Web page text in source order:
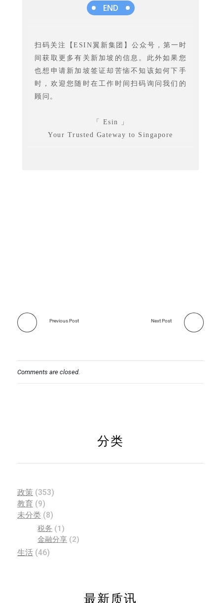
END
扫码关注【ESIN翼新集团】公众号，第一时
间获取更多有关新加坡的信息。此外如果您
也想申请新加坡签证却苦恼不知该如何下手
时，欢迎您随时在工作时间扫码询问我们的
顾问。
「 Esin 」
Your Trusted Gateway to Singapore
Previous Post Next Post
Comments are closed.
分类
政策 (353)
教育 (9)
未分类 (8)
税务 (1)
金融分享 (2)
生活 (46)
最新质讯